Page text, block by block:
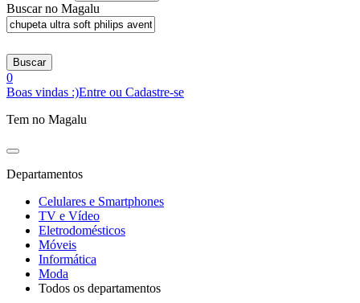
Buscar no Magalu
Buscar
0
Boas vindas :)Entre ou Cadastre-se
Tem no Magalu
Departamentos
Celulares e Smartphones
TV e Vídeo
Eletrodomésticos
Móveis
Informática
Moda
Todos os departamentos